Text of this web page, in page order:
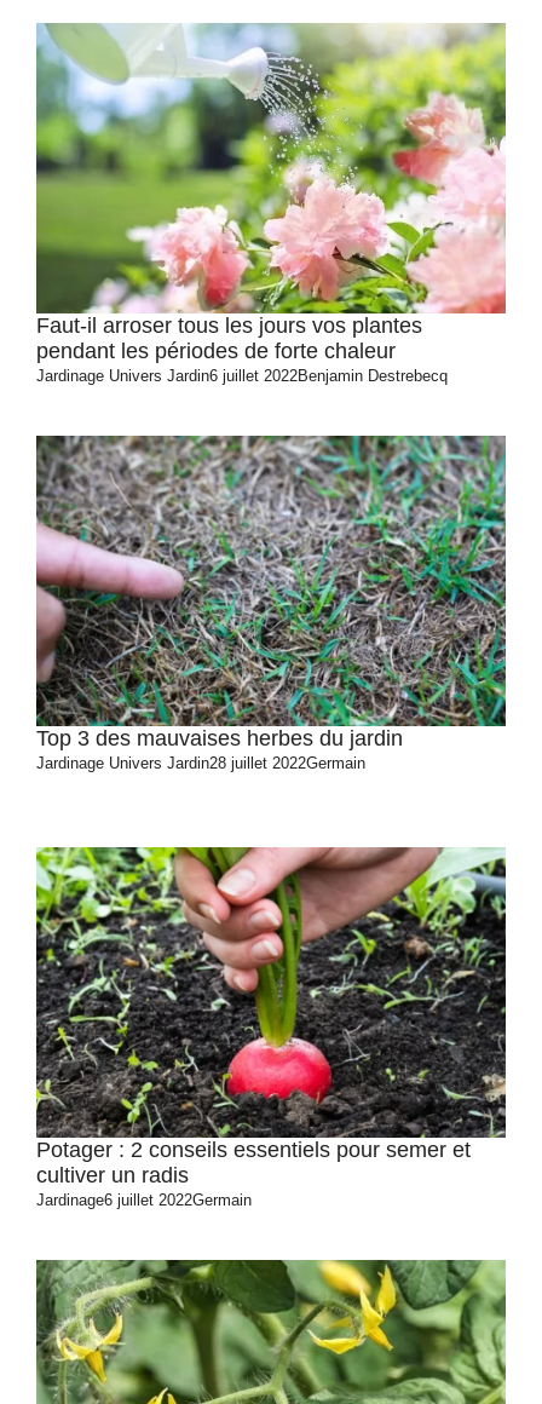
Faut-il arroser tous les jours vos plantes
pendant les périodes de forte chaleur
Jardinage Univers Jardin6 juillet 2022Benjamin Destrebecq
Top 3 des mauvaises herbes du jardin
Jardinage Univers Jardin28 juillet 2022Germain
Potager : 2 conseils essentiels pour semer et
cultiver un radis
Jardinage6 juillet 2022Germain